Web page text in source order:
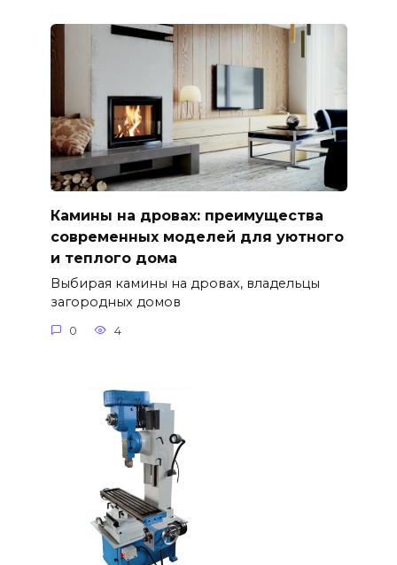
Камины на дровах: преимущества
современных моделей для уютного
и теплого дома
Выбирая камины на дровах, владельцы
загородных домов
0 4